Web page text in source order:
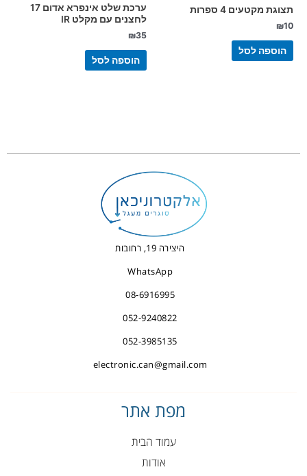
תצוגת מקטעים 4 ספרות
₪10
הוספה לסל
ערכת שלט אינפרא אדום 17
לחצנים עם מקלט IR
₪35
הוספה לסל
היצירה 19, רחובות
WhatsApp
08-6916995
052-9240822
052-3985135
electronic.can@gmail.com
מפת אתר
עמוד הבית
אודות